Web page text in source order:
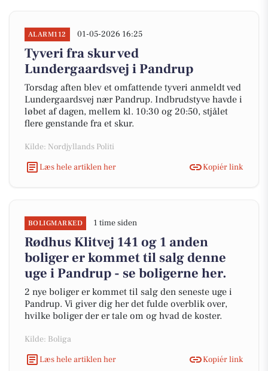
ALARM112 01-05-2026 16:25
Tyveri fra skur ved
Lundergaardsvej i Pandrup
Torsdag aften blev et omfattende tyveri anmeldt ved
Lundergaardsvej nær Pandrup. Indbrudstyve havde i
løbet af dagen, mellem kl. 10:30 og 20:50, stjålet
flere genstande fra et skur.
Kilde: Nordjyllands Politi
Læs hele artiklen her
Kopiér link
BOLIGMARKED 1 time siden
Rødhus Klitvej 141 og 1 anden
boliger er kommet til salg denne
uge i Pandrup - se boligerne her.
2 nye boliger er kommet til salg den seneste uge i
Pandrup. Vi giver dig her det fulde overblik over,
hvilke boliger der er tale om og hvad de koster.
Kilde: Boliga
Læs hele artiklen her
Kopiér link